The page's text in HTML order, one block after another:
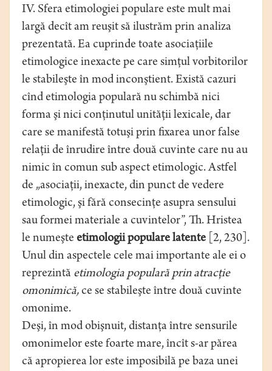
IV. Sfera etimologiei populare este mult mai
largă decît am reuşit să ilustrăm prin analiza
prezentată. Ea cuprinde toate asociaţiile
etimologice inexacte pe care simţul vorbitorilor
le stabileşte în mod inconştient. Există cazuri
cînd etimologia populară nu schimbă nici
forma şi nici conţinutul unităţii lexicale, dar
care se manifestă totuşi prin fixarea unor false
relaţii de înrudire între două cuvinte care nu au
nimic în comun sub aspect etimologic. Astfel
de „asociaţii, inexacte, din punct de vedere
etimologic, şi fără consecinţe asupra sensului
sau formei materiale a cuvintelor”, Th. Hristea
le numeşte etimologii popularelatente [2, 230].
Unul din aspectele cele mai importante ale ei o
reprezintă etimologia populară prin atracţie
omonimică, ce se stabileşte între două cuvinte
omonime.
Deşi, în mod obişnuit, distanţa între sensurile
omonimelor este foarte mare, încît s-ar părea
că apropierea lor este imposibilă pe baza unei